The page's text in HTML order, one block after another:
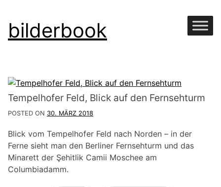
Skip
to
bilderbook
Tempelhofer Feld, Blick auf den Fernsehturm
POSTED ON 30. MÄRZ 2018
Blick vom Tempelhofer Feld nach Norden – in der
Ferne sieht man den Berliner Fernsehturm und das
Minarett der Şehitlik Camii Moschee am
Columbiadamm.